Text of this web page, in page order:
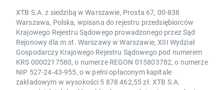
XTB S.A. z siedzibą w Warszawie, Prosta 67, 00-838
Warszawa, Polska, wpisana do rejestru przedsiębiorców
Krajowego Rejestru Sądowego prowadzonego przez Sąd
Rejonowy dla m.st. Warszawy w Warszawie, XIII Wydział
Gospodarczy Krajowego Rejestru Sądowego pod numerem
KRS 0000217580, o numerze REGON 015803782, o numerze
NIP 527-24-43-955, o w pełni opłaconym kapitale
zakładowym w wysokości 5 878 462,55 zł. XTB S.A.